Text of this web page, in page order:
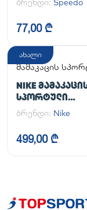
ბრენდი: Speedo
77,00 ₾
ახალი
მამაკაცის
NIKE
ᲡᲞᲝᲠᲢᲣᲚᲘ
ᲤᲔᲮᲡᲐᲪᲛᲔᲚᲘ AIR
FORCE 1 '07
ბრენდი: Nike
499,00 ₾